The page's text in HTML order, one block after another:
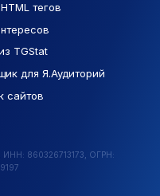
тегов
TGStat
для Я.Аудиторий
сайтов
ИНН: 860326713173, ОГРН: